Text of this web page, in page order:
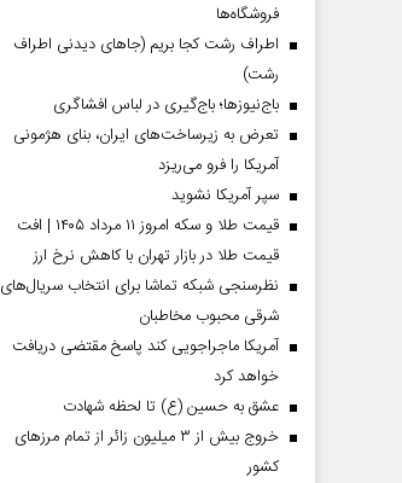
فروشگاه‌ها
اطراف رشت کجا بریم (جاهای دیدنی اطراف
رشت)
باج‌نیوزها؛ باج‌گیری در لباس افشاگری
تعرض به زیرساخت‌های ایران، بنای هژمونی
آمریکا را فرو می‌ریزد
سپر آمریکا نشوید
قیمت طلا و سکه امروز ۱۱ مرداد ۱۴۰۵ | افت
قیمت طلا در بازار تهران با کاهش نرخ ارز
نظرسنجی شبکه تماشا برای انتخاب سریال‌های
شرقی محبوب مخاطبان
آمریکا ماجراجویی کند پاسخ مقتضی دریافت
خواهد کرد
عشق به حسین (ع) تا لحظه شهادت
خروج بیش از ۳ میلیون زائر از تمام مرز‌های
کشور